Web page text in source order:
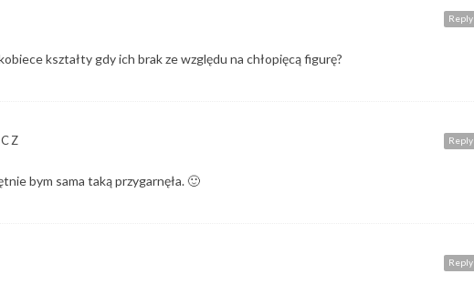
Reply
kształty gdy ich brak ze względu na chłopięcą figurę?
Reply
bym sama taką przygarnęła. 🙂
Reply